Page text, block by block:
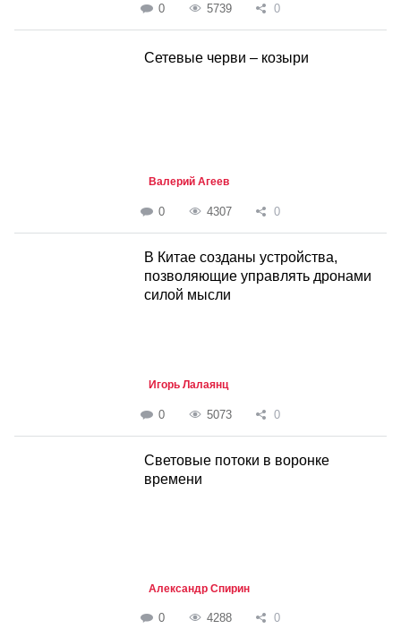
0 5739 0
Сетевые черви – козыри
Валерий Агеев
0 4307 0
В Китае созданы устройства,
позволяющие управлять дронами
силой мысли
Игорь Лалаянц
0 5073 0
Световые потоки в воронке
времени
Александр Спирин
0 4288 0